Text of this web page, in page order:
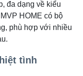
đa dạng về kiểu
HOME có bộ
phù hợp với nhiều
tình